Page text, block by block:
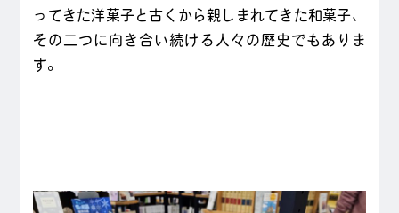
ってきた洋菓子と古くから親しまれてきた和菓子、
その二つに向き合い続ける人々の歴史でもありま
す。